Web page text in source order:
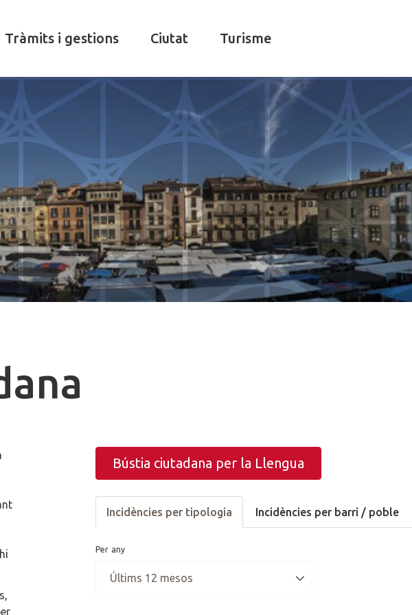
Tràmits i gestions Ciutat Turisme
Bústia ciutadana per la Llengua
Incidències per tipologia Incidències per barri / poble
Per any